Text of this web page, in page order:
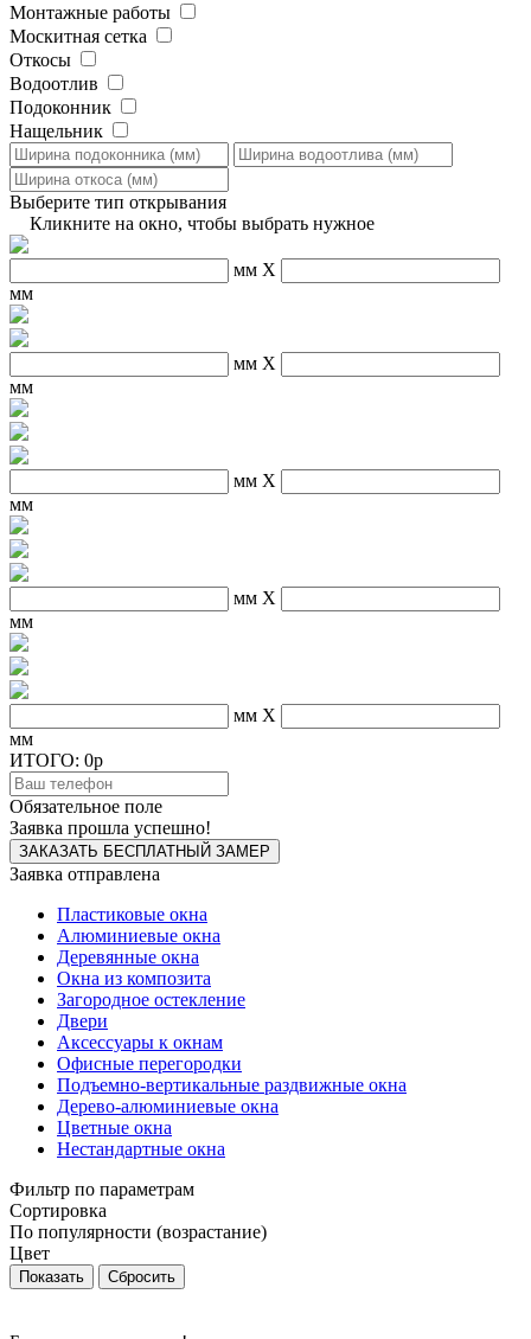
Монтажные работы
Москитная сетка
Откосы
Водоотлив
Подоконник
Нащельник
Выберите тип открывания
Кликните на окно, чтобы выбрать нужное
мм X
мм
мм X
мм
мм X
мм
мм X
мм
мм X
мм
ИТОГО: 0p
Обязательное поле
Заявка прошла успешно!
Заявка отправлена
Пластиковые окна
Алюминиевые окна
Деревянные окна
Окна из композита
Загородное остекление
Двери
Аксессуары к окнам
Офисные перегородки
Подъемно-вертикальные раздвижные окна
Дерево-алюминиевые окна
Цветные окна
Нестандартные окна
Фильтр по параметрам
Сортировка
По популярности (возрастание)
Цвет
Сбросить